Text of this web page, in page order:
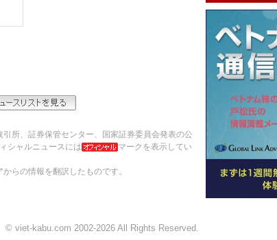
所、証券保管センター、国家証券委員会発表の公
シャルニュースには
マークを表示してい
らの情報を翻訳したものです。
© viet-kabu.com 2002-2026 All Rights Reserved.